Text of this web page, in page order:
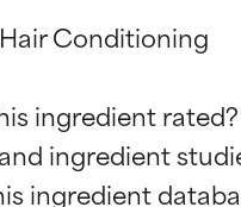
Conditioning
ingredient
ingredient OTTIMO
parte dei
OTTIMO
parte dei